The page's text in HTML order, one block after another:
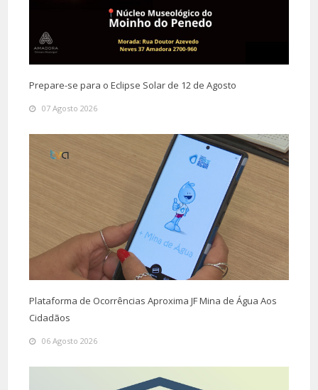
Prepare-se para o Eclipse Solar de 12 de Agosto
07 Agosto 2026
Plataforma de Ocorrências Aproxima JF Mina de Água Aos
Cidadãos
06 Agosto 2026